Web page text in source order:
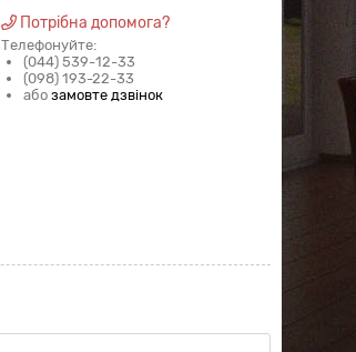
Потрібна допомога?
Телефонуйте:
(044) 539-12-33
(098) 193-22-33
або замовте дзвінок